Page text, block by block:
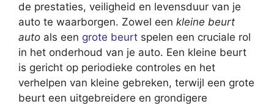
de prestaties, veiligheid en levensduur van je
auto te waarborgen. Zowel een kleine beurt
auto als een grote beurt spelen een cruciale rol
in het onderhoud van je auto. Een kleine beurt
is gericht op periodieke controles en het
verhelpen van kleine gebreken, terwijl een grote
beurt een uitgebreidere en grondigere